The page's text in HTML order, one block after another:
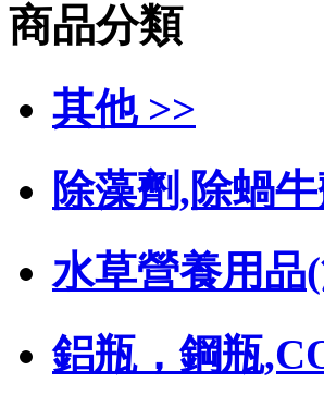
商品分類
其他 >>
除藻劑,除蝸
水草營養用品
鋁瓶，鋼瓶